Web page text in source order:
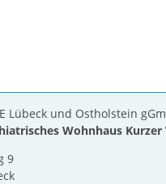
Lübeck und Ostholstein
Wohnhaus Kurzer
9